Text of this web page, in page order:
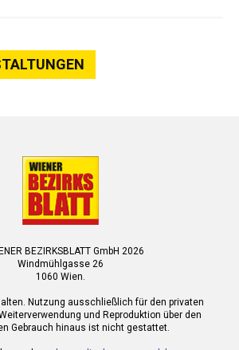
BEZIRKSBLATT GmbH 2026
Windmühlgasse 26
1060 Wien.
Nutzung ausschließlich für den privaten
und Reproduktion über den
Gebrauch hinaus ist nicht gestattet.